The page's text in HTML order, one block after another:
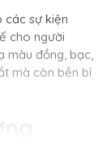
các sự kiện
cho người
màu đồng, bạc,
mà còn bền bỉ